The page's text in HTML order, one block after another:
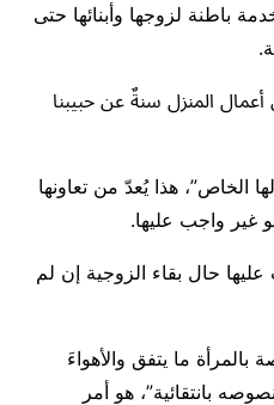
باطنة لزوجها وأبنائها حتى
المنزل سنةٌ عن حبيبنا
الخاص”، هذا يُعدّ من تعاونها
غير واجب عليها.
عليها حال بقاء الزوجية إن لم
بالمرأة ما يتفق والأهواءَ
بانتقائية”، هو أمر